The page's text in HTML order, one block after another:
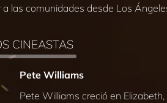
las comunidades desde Los
CINEASTAS
Pete Williams
Pete Williams creció en